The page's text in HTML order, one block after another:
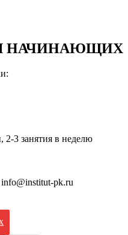
НАЧИНАЮЩИХ
2-3 занятия в неделю
pk.ru